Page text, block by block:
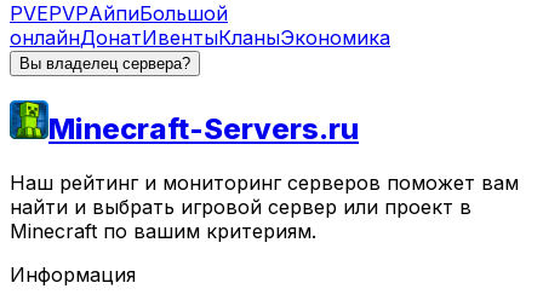
PVEPVPАйпиБольшой
онлайнДонатИвентыКланыЭкономика
Вы владелец сервера?
Minecraft-Servers.ru
Наш рейтинг и мониторинг серверов поможет вам
найти и выбрать игровой сервер или проект в
Minecraft по вашим критериям.
Информация